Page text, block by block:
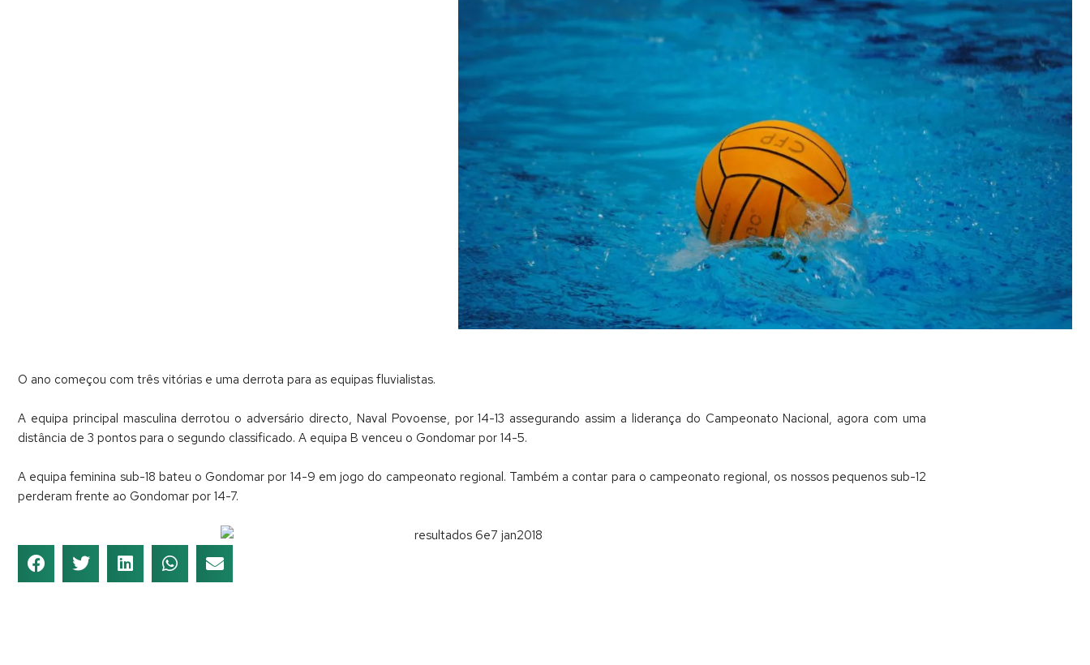
O ano começou com três vitórias e uma derrota para as equipas fluvialistas.
A equipa principal masculina derrotou o adversário directo, Naval Povoense, por 14-13 assegurando assim a liderança do Campeonato Nacional, agora com uma
distância de 3 pontos para o segundo classificado. A equipa B venceu o Gondomar por 14-5.
A equipa feminina sub-18 bateu o Gondomar por 14-9 em jogo do campeonato regional. Também a contar para o campeonato regional, os nossos pequenos sub-12
perderam frente ao Gondomar por 14-7.